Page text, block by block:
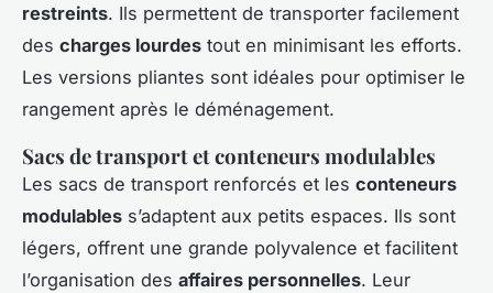
restreints. Ils permettent de transporter facilement
des charges lourdes tout en minimisant les efforts.
Les versions pliantes sont idéales pour optimiser le
rangement après le déménagement.
Sacs de transport et conteneurs modulables
Les sacs de transport renforcés et les conteneurs
modulables s’adaptent aux petits espaces. Ils sont
légers, offrent une grande polyvalence et facilitent
l’organisation des affaires personnelles. Leur